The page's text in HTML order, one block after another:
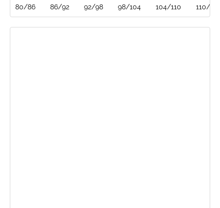
80/86 86/92 92/98 98/104 104/110 110/116